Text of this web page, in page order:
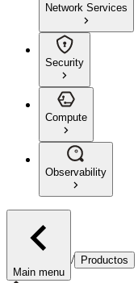
Network Services
Security
Compute
Observability
Main menu
/ Productos